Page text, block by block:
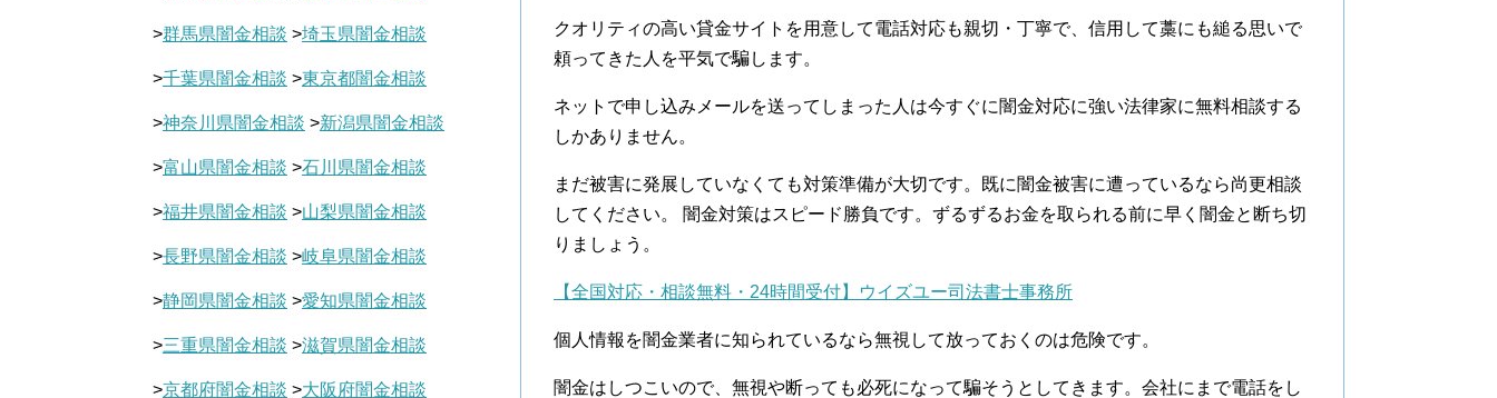
クオリティの高い貸金サイトを用意して電話対応も親切・丁寧で、信用して藁にも縋る思いで
頼ってきた人を平気で騙します。
ネットで申し込みメールを送ってしまった人は今すぐに闇金対応に強い法律家に無料相談する
しかありません。
まだ被害に発展していなくても対策準備が大切です。既に闇金被害に遭っているなら尚更相談
してください。 闇金対策はスピード勝負です。ずるずるお金を取られる前に早く闇金と断ち切
りましょう。
【全国対応・相談無料・24時間受付】ウイズユー司法書士事務所
個人情報を闇金業者に知られているなら無視して放っておくのは危険です。
闇金はしつこいので、無視や断っても必死になって騙そうとしてきます。会社にまで電話をし
>群馬県闇金相談 >埼玉県闇金相談
>千葉県闇金相談 >東京都闇金相談
>神奈川県闇金相談 >新潟県闇金相談
>富山県闇金相談 >石川県闇金相談
>福井県闇金相談 >山梨県闇金相談
>長野県闇金相談 >岐阜県闇金相談
>静岡県闇金相談 >愛知県闇金相談
>三重県闇金相談 >滋賀県闇金相談
>京都府闇金相談 >大阪府闇金相談